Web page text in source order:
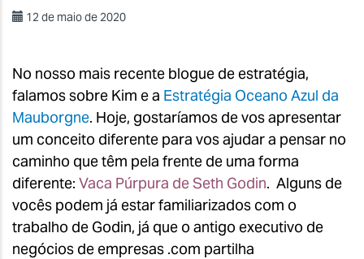
12 de maio de 2020
No nosso mais recente blogue de estratégia,
falamos sobre Kim e a Estratégia Oceano Azul da
Mauborgne. Hoje, gostaríamos de vos apresentar
um conceito diferente para vos ajudar a pensar no
caminho que têm pela frente de uma forma
diferente: Vaca Púrpura de Seth Godin. Alguns de
vocês podem já estar familiarizados com o
trabalho de Godin, já que o antigo executivo de
negócios de empresas .com partilha